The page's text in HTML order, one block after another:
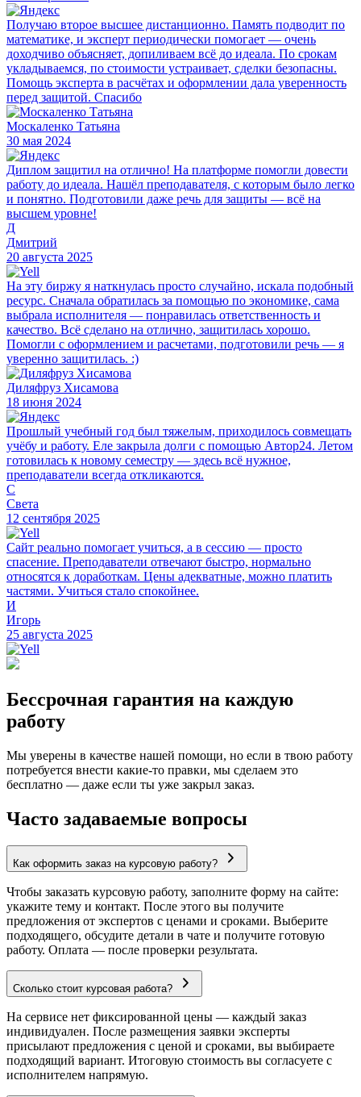
Получаю второе высшее дистанционно. Память подводит по
математике, и эксперт периодически помогает — очень
доходчиво объясняет, допиливаем всё до идеала. По срокам
укладываемся, по стоимости устраивает, сделки безопасны.
Помощь эксперта в расчётах и оформлении дала уверенность
перед защитой. Спасибо
Москаленко Татьяна
30 мая 2024
Диплом защитил на отлично! На платформе помогли довести
работу до идеала. Нашёл преподавателя, с которым было легко
и понятно. Подготовили даже речь для защиты — всё на
высшем уровне!
Д
Дмитрий
20 августа 2025
На эту биржу я наткнулась просто случайно, искала подобный
ресурс. Сначала обратилась за помощью по экономике, сама
выбрала исполнителя — понравилась ответственность и
качество. Всё сделано на отлично, защитилась хорошо.
Помогли с оформлением и расчетами, подготовили речь — я
уверенно защитилась. :)
Диляфруз Хисамова
18 июня 2024
Прошлый учебный год был тяжелым, приходилось совмещать
учёбу и работу. Еле закрыла долги с помощью Автор24. Летом
готовилась к новому семестру — здесь всё нужное,
преподаватели всегда откликаются.
С
Света
12 сентября 2025
Сайт реально помогает учиться, а в сессию — просто
спасение. Преподаватели отвечают быстро, нормально
относятся к доработкам. Цены адекватные, можно платить
частями. Учиться стало спокойнее.
И
Игорь
25 августа 2025
Бессрочная гарантия на каждую
работу
Мы уверены в качестве нашей помощи, но если в твою работу
потребуется внести какие-то правки, мы сделаем это
бесплатно — даже если ты уже закрыл заказ.
Часто задаваемые вопросы
Как оформить заказ на курсовую работу?
Чтобы заказать курсовую работу, заполните форму на сайте:
укажите тему и контакт. После этого вы получите
предложения от экспертов с ценами и сроками. Выберите
подходящего, обсудите детали в чате и получите готовую
работу. Оплата — после проверки результата.
Сколько стоит курсовая работа?
На сервисе нет фиксированной цены — каждый заказ
индивидуален. После размещения заявки эксперты
присылают предложения с ценой и сроками, вы выбираете
подходящий вариант. Итоговую стоимость вы согласуете с
исполнителем напрямую.